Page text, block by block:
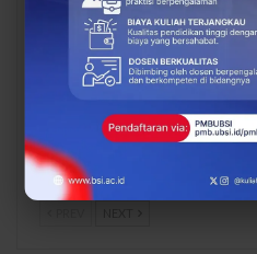
Saatnya Kampus
Memperkuat Gerakan
Kolektif Melawan
Narkoba